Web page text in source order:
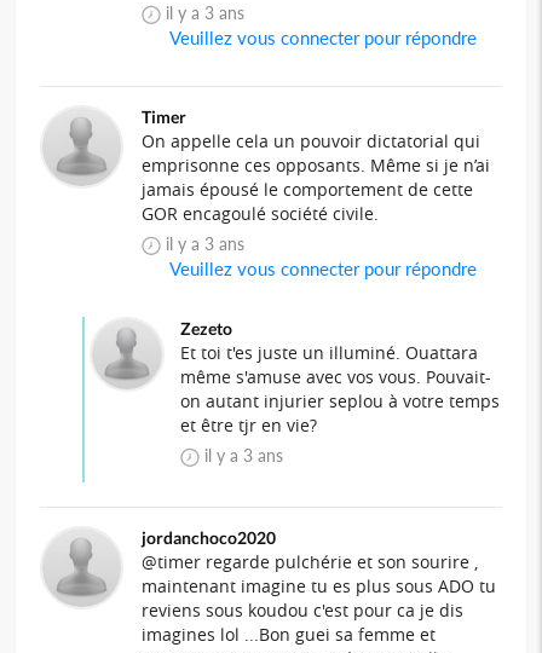
il y a 3 ans
Veuillez vous connecter pour répondre
Timer
On appelle cela un pouvoir dictatorial qui
emprisonne ces opposants. Même si je n’ai
jamais épousé le comportement de cette
GOR encagoulé société civile.
il y a 3 ans
Veuillez vous connecter pour répondre
Zezeto
Et toi t'es juste un illuminé. Ouattara
même s'amuse avec vos vous. Pouvait-
on autant injurier seplou à votre temps
et être tjr en vie?
il y a 3 ans
jordanchoco2020
@timer regarde pulchérie et son sourire ,
maintenant imagine tu es plus sous ADO tu
reviens sous koudou c'est pour ca je dis
imagines lol ...Bon guei sa femme et